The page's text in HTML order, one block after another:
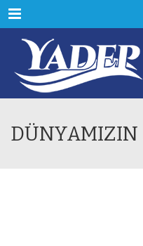
Menu
DÜNYAMIZIN